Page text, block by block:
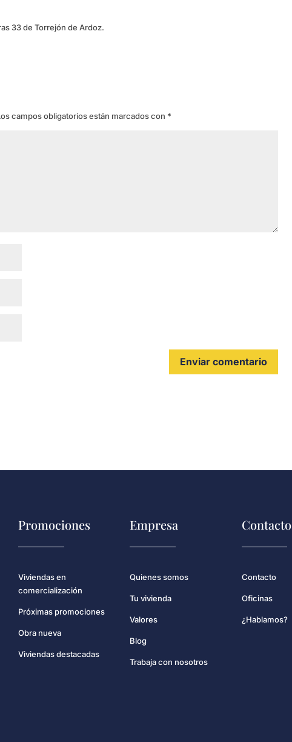
33 de Torrejón de Ardoz.
campos obligatorios están marcados con *
Promociones
Viviendas en
comercialización
Próximas promociones
Obra nueva
Viviendas destacadas
Empresa
Quienes somos
Tu vivienda
Valores
Blog
Trabaja con nosotros
Contacto
Contacto
Oficinas
¿Hablamos?